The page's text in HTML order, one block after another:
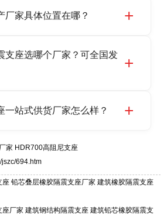
。
批次产品均配有正规第三方检测
13323182312，地址迎宾大街 9
。
厂家具体位置在哪？
基地迎宾大街 9 号，是专业隔震
生产 LRB 铅芯、LNR 天然、
支座选哪个厂家？可全国发
隔震工程，实体工厂现货充足，
13323182312，地址：衡水高新
。
一站式供货厂家怎么样？
，拥有多年行业生产经验，国标
LNR/HDR/FPS 全系列支座，资
备，提供选型、深化、供货、安
厂家电话：13323182312。
家 HDR700高阻尼支座
jszc/694.htm
铅芯叠层橡胶隔震支座厂家 建筑橡胶隔震支座
厂家 建筑钢结构隔震支座 建筑铅芯橡胶隔震支